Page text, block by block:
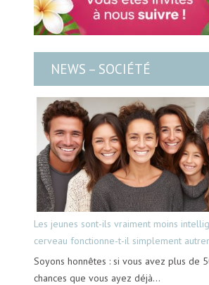
NEWS – SOCIÉTÉ
Les jeunes sont-ils vraiment moins
cerveau fonctionne-t-il simplement
Soyons honnêtes : si vous avez plus de
chances que vous ayez déjà…